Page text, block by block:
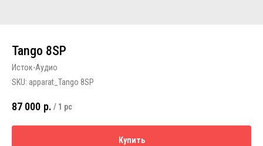
Tango 8SP
Исток-Аудио
SKU: apparat_Tango 8SP
87 000 р. / 1 pc
Купить